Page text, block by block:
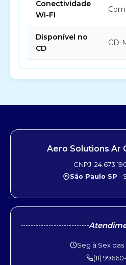
Conectividade
Wi-FI
Disponível no
CD
CD-
Aero Solutions Ar
CNPJ:
São Paulo SP -
Seg à Sex das
(11)